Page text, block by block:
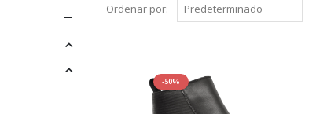
Ordenar por:
-50%